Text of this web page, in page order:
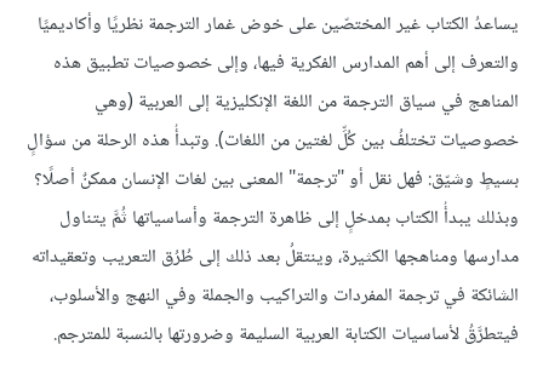
يساعدُ الكتاب غير المختصّين على خوض غمار الترجمة نظريًا وأكاديميًا
والتعرف إلى أهم المدارس الفكرية فيها، وإلى خصوصيات تطبيق هذه
المناهج في سياق الترجمة من اللغة الإنكليزية إلى العربية (وهي
خصوصيات تختلفُ بين كُلِّ لغتين من اللغات). وتبدأُ هذه الرحلة من سؤالٍ
بسيطٍ وشيّق: فهل نقل أو "ترجمة" المعنى بين لغات الإنسان ممكنٌ أصلًا؟
وبذلك يبدأُ الكتاب بمدخلٍ إلى ظاهرة الترجمة وأساسياتها ثُمَّ يتناول
مدارسها ومناهجها الكثيرة، وينتقلُ بعد ذلك إلى طُرُق التعريب وتعقيداته
الشائكة في ترجمة المفردات والتراكيب والجملة وفي النهج والأسلوب،
فيتطرَّقُ لأساسيات الكتابة العربية السليمة وضرورتها بالنسبة للمترجم.